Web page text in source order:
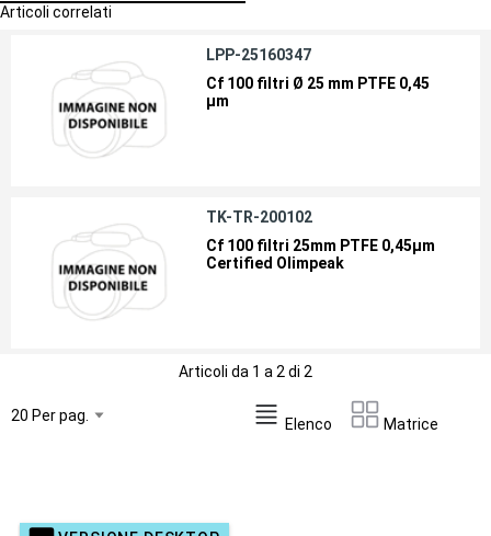
Articoli correlati
LPP-25160347
Cf 100 filtri Ø 25 mm PTFE 0,45
µm
TK-TR-200102
Cf 100 filtri 25mm PTFE 0,45µm
Certified Olimpeak
Articoli da 1 a 2 di 2
Elenco Matrice